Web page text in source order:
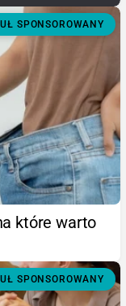
SPONSOROWANY
które warto
SPONSOROWANY